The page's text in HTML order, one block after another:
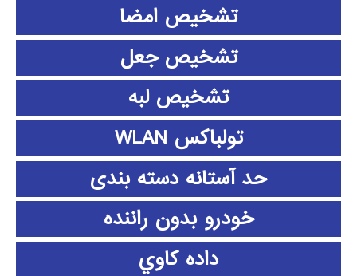
تشخیص امضا
تشخیص جعل
تشخیص لبه
تولباکس WLAN
حد آستانه دسته بندی
خودرو بدون راننده
داده كاوي